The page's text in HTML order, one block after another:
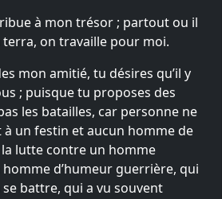
à mon trésor ; partout ou il
terra, on travaille pour moi.
mon amitié, tu désires qu’il y
; puisque tu proposes des
les batailles, car personne ne
un festin et aucun homme de
lutte contre un homme
d’humeur guerrière, qui
battre, qui a vu souvent